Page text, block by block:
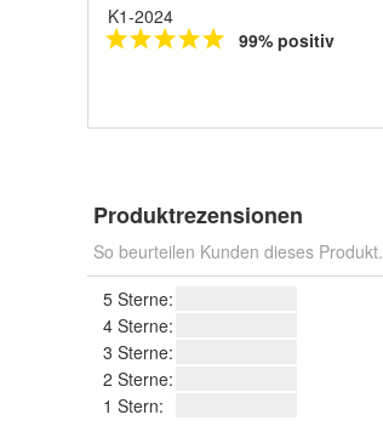
K1-2024
99% positiv
Produktrezensionen
So beurteilen Kunden dieses Produkt.
5 Sterne:
4 Sterne:
3 Sterne:
2 Sterne:
1 Stern: